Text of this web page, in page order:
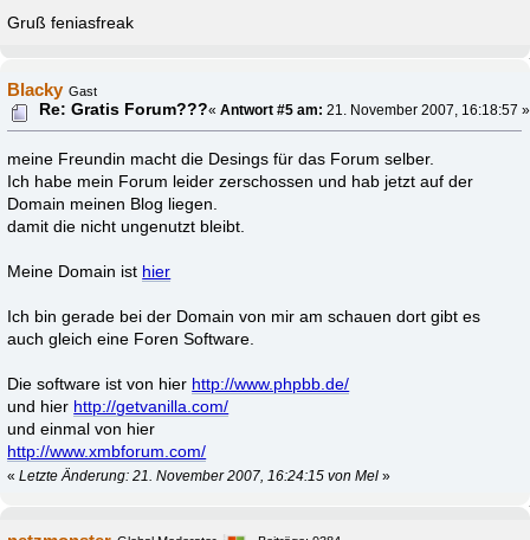
Gruß feniasfreak
Blacky Gast
Re: Gratis Forum???«Antwort #5 am: 21. November 2007, 16:18:57 »
meine Freundin macht die Desings für das Forum selber.
Ich habe mein Forum leider zerschossen und hab jetzt auf der
Domain meinen Blog liegen.
damit die nicht ungenutzt bleibt.
Meine Domain ist hier
Ich bin gerade bei der Domain von mir am schauen dort gibt es
auch gleich eine Foren Software.
Die software ist von hier http://www.phpbb.de/
und hier http://getvanilla.com/
und einmal von hier
http://www.xmbforum.com/
«Letzte Änderung: 21. November 2007, 16:24:15 von Mel »